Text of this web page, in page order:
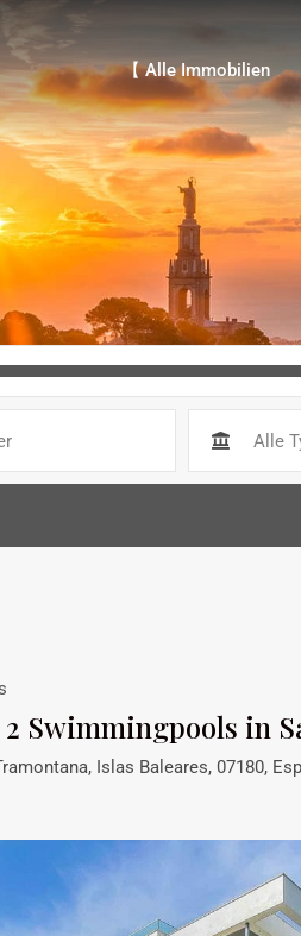
【 Alle Immobilien
【 Alle Immobilien
Alle
Swimmingpools in
Islas Baleares, 07180,